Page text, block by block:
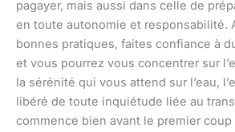
pagayer, mais aussi dans celle de
en toute autonomie et responsabilité.
bonnes pratiques, faites confiance à
et vous pourrez vous concentrer sur
la sérénité qui vous attend sur l’eau,
libéré de toute inquiétude liée au
commence bien avant le premier coup